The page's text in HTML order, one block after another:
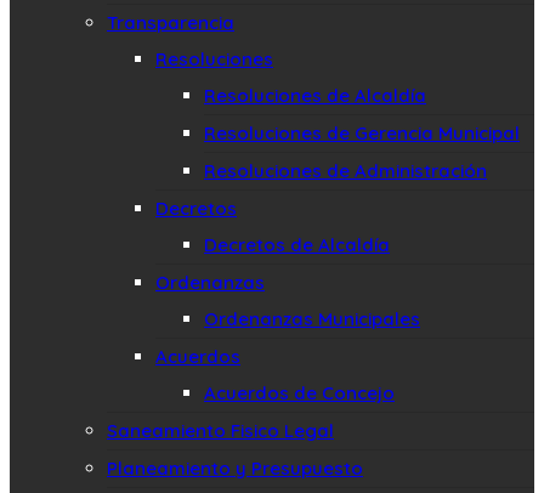
Transparencia
Resoluciones
Resoluciones de Alcaldía
Resoluciones de Gerencia Municipal
Resoluciones de Administración
Decretos
Decretos de Alcaldía
Ordenanzas
Ordenanzas Municipales
Acuerdos
Acuerdos de Concejo
Saneamiento Fisico Legal
Planeamiento y Presupuesto